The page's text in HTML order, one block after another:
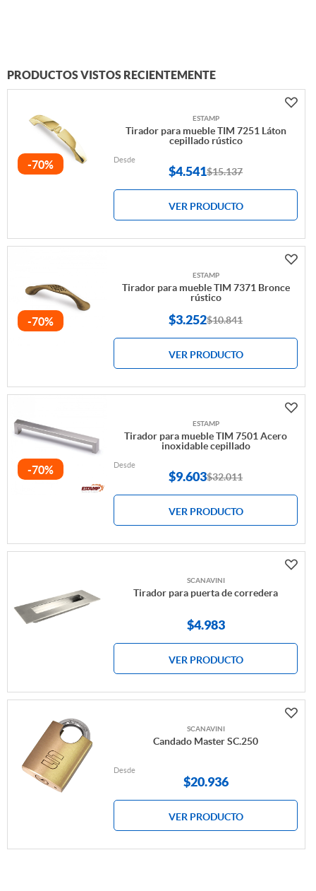
PRODUCTOS VISTOS RECIENTEMENTE
-70%
ESTAMP
Tirador para mueble TIM 7251 Láton
cepillado rústico
Desde
$4.541$15.137
VER PRODUCTO
-70%
ESTAMP
Tirador para mueble TIM 7371 Bronce
rústico
$3.252$10.841
VER PRODUCTO
-70%
ESTAMP
Tirador para mueble TIM 7501 Acero
inoxidable cepillado
Desde
$9.603$32.011
VER PRODUCTO
SCANAVINI
Tirador para puerta de corredera
$4.983
VER PRODUCTO
SCANAVINI
Candado Master SC.250
Desde
$20.936
VER PRODUCTO